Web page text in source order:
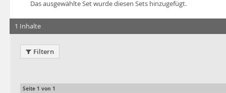
Das ausgewählte Set wurde diesen Sets hinzugefügt.
1 Inhalte
Filtern
Seite 1 von 1